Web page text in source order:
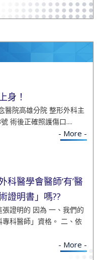
身！
醫院高雄分院 整形外科主
術後正確照護傷口....
- More -
醫學會醫師‘有’醫
證明書」嗎??
證明的 因為 一、我們的
科醫師」資格。 二、依
- More -